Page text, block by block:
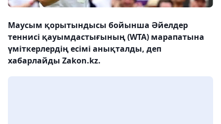
Маусым қорытындысы бойынша Әйелдер
теннисі қауымдастығының (WTA) марапатына
үміткерлердің есімі анықталды, деп
хабарлайды Zakon.kz.